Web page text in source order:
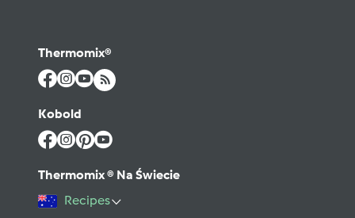
Thermomix®
Kobold
Thermomix ® Na Świecie
Recipes